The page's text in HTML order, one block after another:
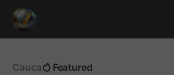
Cauca Featured